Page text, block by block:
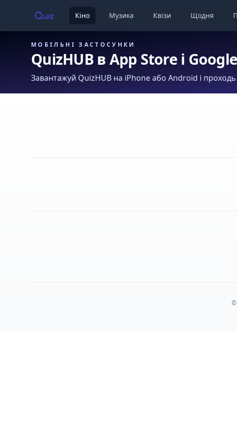
Кіно Музика Квізи Щодня
МОБІЛЬНІ ЗАСТОСУНКИ
QuizHUB в App Store і
Завантажуй QuizHUB на iPhone або Android і проходь
©